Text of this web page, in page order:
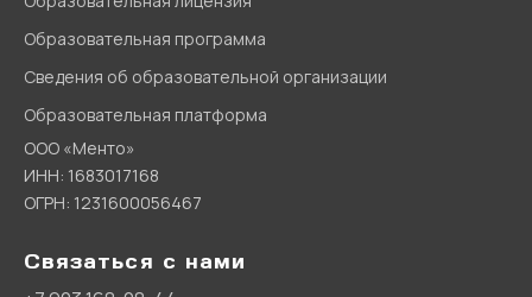
Образовательная программа
Сведения об образовательной организации
Образовательная платформа
ООО «Менто»
ИНН: 1683017168
ОГРН: 1231600056467
Связаться с нами